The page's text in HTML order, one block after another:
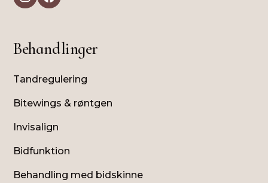
Behandlinger
Tandregulering
Bitewings & røntgen
Invisalign
Bidfunktion
Behandling med bidskinne